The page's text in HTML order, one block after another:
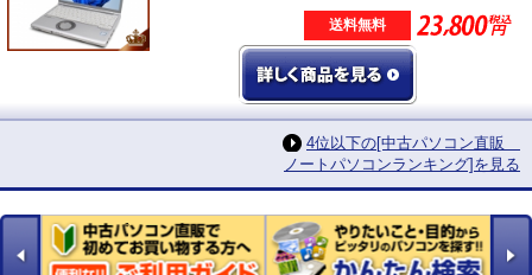
送料無料
4位以下の[中古パソコン直販
ノートパソコンランキング]を見る